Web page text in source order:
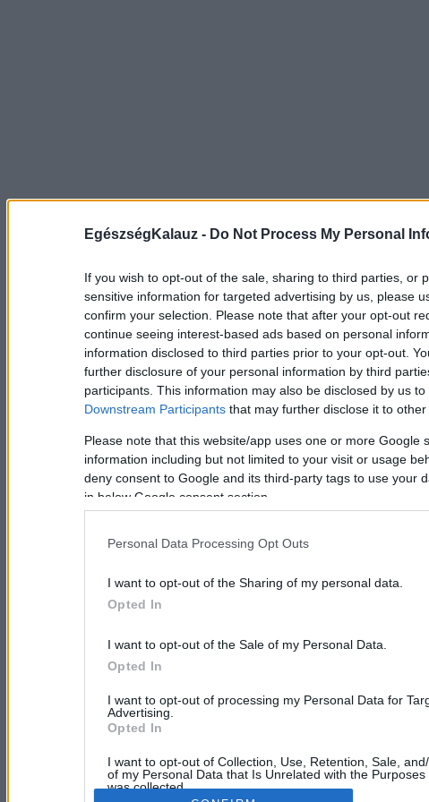
EgészségKalauz - Do Not Process My Personal
If you wish to opt-out of the sale, sharing to third parties, or
sensitive information for targeted advertising by us, please
confirm your selection. Please note that after your opt-out
continue seeing interest-based ads based on personal
information disclosed to third parties prior to your opt-out.
further disclosure of your personal information by third
participants. This information may also be disclosed by us
Downstream Participants that may further disclose it to other
Please note that this website/app uses one or more Google
information including but not limited to your visit or usage
deny consent to Google and its third-party tags to use your
in below Google consent section.
Personal Data Processing Opt Outs
I want to opt-out of the Sharing of my personal data.
Opted In
I want to opt-out of the Sale of my Personal Data.
Opted In
I want to opt-out of processing my Personal Data for
Advertising.
Opted In
I want to opt-out of Collection, Use, Retention, Sale,
of my Personal Data that Is Unrelated with the Purposes
was collected.